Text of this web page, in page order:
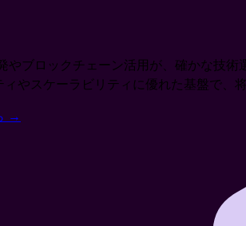
やブロックチェーン活用が、確かな技
やスケーラビリティに優れた基盤で、
→